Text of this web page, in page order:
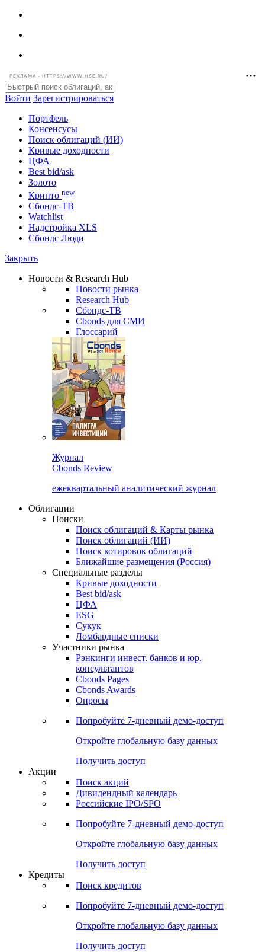
РЕКЛАМА • HTTPS://WWW.HSE.RU/
Войти Зарегистрироваться
Портфель
Консенсусы
Поиск облигаций (ИИ)
Кривые доходности
ЦФА
Best bid/ask
Золото
Крипто new
Watchlist
Сбондс Люди
Новости & Research Hub
Новости рынка
Research Hub
Сбондс-ТВ
Cbonds для СМИ
Глоссарий
Cbonds Review
ежеквартальный аналитический журнал
Облигации
Поиски
Поиск облигаций & Карты рынка
Поиск облигаций (ИИ)
Поиск котировок облигаций
Ближайшие размещения (Россия)
Специальные разделы
Кривые доходности
Best bid/ask
ЦФА
ESG
Сукук
Ломбардные списки
Участники рынка
Рэнкинги инвест. банков и юр.
Cbonds Pages
Опросы
Попробуйте7-дневный
Откройте глобальную базу данных
Получить доступ
Поиск акций
Российские IPO/SPO
Попробуйте7-дневный
Откройте глобальную базу данных
Получить доступ
Поиск кредитов
Попробуйте7-дневный